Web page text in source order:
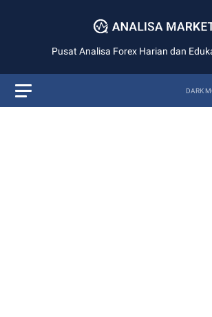
Pusat Analisa Forex Harian dan